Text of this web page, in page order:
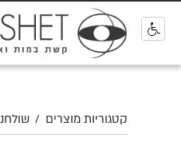
קטגוריות מוצרים /